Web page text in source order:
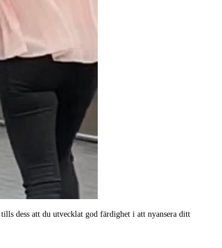
dess att du utvecklat god färdighet i att nyansera ditt